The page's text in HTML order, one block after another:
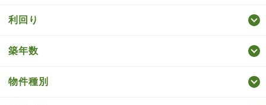
利回り
築年数
物件種別